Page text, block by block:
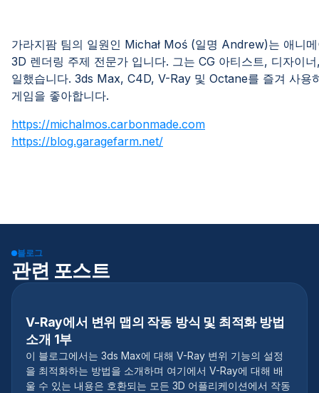
가라지팜 팀의 일원인 Michał Moś (일명 Andrew)는 애니
3D 렌더링 주제 전문가 입니다. 그는 CG 아티스트, 디자이
일했습니다. 3ds Max, C4D, V-Ray 및 Octane를 즐겨 사용
게임을 좋아합니다.
https://michalmos.carbonmade.com
https://blog.garagefarm.net/
블로그
관련 포스트
V-Ray에서 변위 맵의 작동 방식 및 최적화 방법
소개 1부
이 블로그에서는 3ds Max에 대해 V-Ray 변위 기능의 설정
을 최적화하는 방법을 소개하며 여기에서 V-Ray에 대해 배
울 수 있는 내용은 호환되는 모든 3D 어플리케이션에서 작동